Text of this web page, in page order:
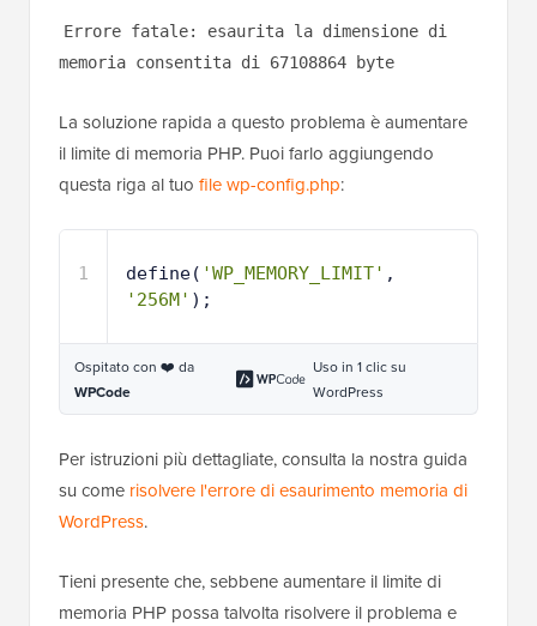
Errore fatale: esaurita la dimensione di
memoria consentita di 67108864 byte
La soluzione rapida a questo problema è aumentare
il limite di memoria PHP. Puoi farlo aggiungendo
questa riga al tuo file wp-config.php:
1 define( 'WP_MEMORY_LIMIT'
'256M' );
Ospitato con ❤️ da
WPCode
Uso in 1 clic su
WordPress
Per istruzioni più dettagliate, consulta la nostra guida
su come risolvere l'errore di esaurimento memoria di
WordPress.
Tieni presente che, sebbene aumentare il limite di
memoria PHP possa talvolta risolvere il problema e